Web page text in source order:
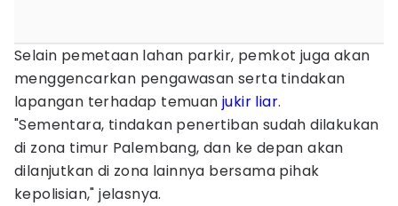
Selain pemetaan lahan parkir, pemkot juga akan
menggencarkan pengawasan serta tindakan
lapangan terhadap temuan jukir liar.
"Sementara, tindakan penertiban sudah dilakukan
di zona timur Palembang, dan ke depan akan
dilanjutkan di zona lainnya bersama pihak
kepolisian," jelasnya.